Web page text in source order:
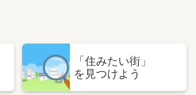
万円
分県中津市大字上宮永
「住みたい街」
を見つけよう